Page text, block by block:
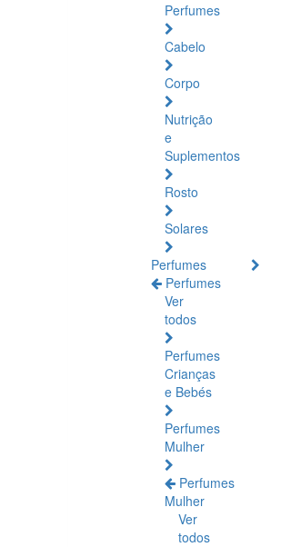
Perfumes
Cabelo
Corpo
Nutrição
e
Suplementos
Rosto
Solares
Perfumes
Perfumes
Ver
todos
Perfumes
Crianças
e Bebés
Perfumes
Mulher
Perfumes
Mulher
Ver
todos